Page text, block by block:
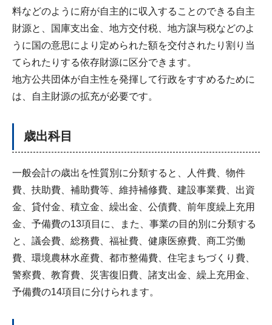
料などのように府が自主的に収入することのできる自主
財源と、国庫支出金、地方交付税、地方譲与税などのよ
うに国の意思により定められた額を交付されたり割り当
てられたりする依存財源に区分できます。
地方公共団体が自主性を発揮して行政をすすめるために
は、自主財源の拡充が必要です。
歳出科目
一般会計の歳出を性質別に分類すると、人件費、物件
費、扶助費、補助費等、維持補修費、建設事業費、出資
金、貸付金、積立金、繰出金、公債費、前年度繰上充用
金、予備費の13項目に、また、事業の目的別に分類する
と、議会費、総務費、福祉費、健康医療費、商工労働
費、環境農林水産費、都市整備費、住宅まちづくり費、
警察費、教育費、災害復旧費、諸支出金、繰上充用金、
予備費の14項目に分けられます。